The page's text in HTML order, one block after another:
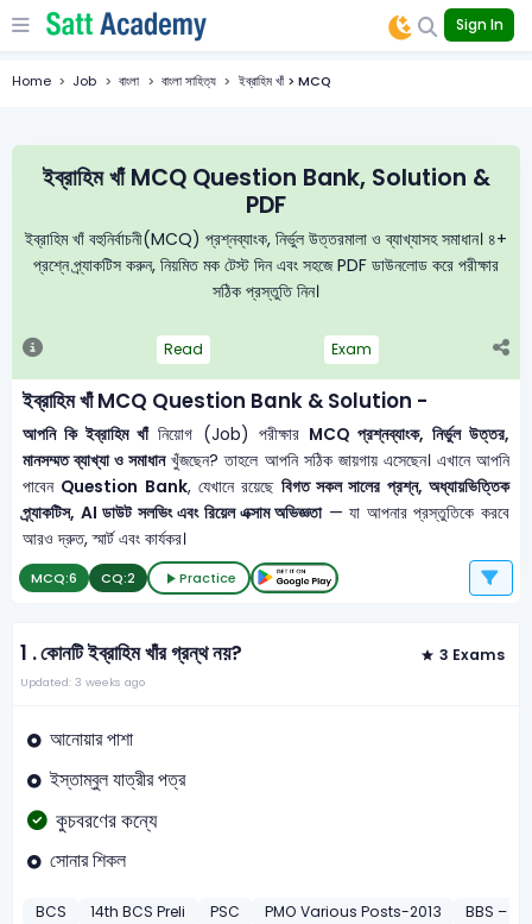
Sign In
Home Job বাংলা বাংলা সাহিত্য ইব্রাহিম খাঁ > MCQ
ইব্রাহিম খাঁ MCQ Question Bank, Solution &
PDF
ইব্রাহিম খাঁ বহুনির্বাচনী(MCQ) প্রশ্নব্যাংক, নির্ভুল উত্তরমালা ও ব্যাখ্যাসহ সমাধান। ৪+
প্রশ্নে প্র্যাকটিস করুন, নিয়মিত মক টেস্ট দিন এবং সহজে PDF ডাউনলোড করে পরীক্ষার
সঠিক প্রস্তুতি নিন।
Read Exam
ইব্রাহিম খাঁ MCQ Question Bank & Solution -
আপনি কি ইব্রাহিম খাঁনিয়োগ (Job) পরীক্ষার MCQ প্রশ্নব্যাংক, নির্ভুল উত্তর,
মানসম্মত ব্যাখ্যা ও সমাধানখুঁজছেন? তাহলে আপনি সঠিক জায়গায় এসেছেন। এখানে আপনি
পাবেন Question Bank, যেখানে রয়েছে বিগত সকল সালের প্রশ্ন, অধ্যায়ভিত্তিক
প্র্যাকটিস, AI ডাউট সলভিং এবং রিয়েল এক্সাম অভিজ্ঞতা— যা আপনার প্রস্তুতিকে করবে
আরও দ্রুত, স্মার্ট এবং কার্যকর।
MCQ:6 CQ:2 Practice
1 .কোনটি ইব্রাহিম খাঁর গ্রন্থ নয়? 3 Exams
Updated: 3 weeks ago
আনোয়ার পাশা
ইস্তাম্বুল যাত্রীর পত্র
কুচবরণের কন্যে
সোনার শিকল
BCS 14th BCS Preli PSC PMO Various Posts-2013 BBS –